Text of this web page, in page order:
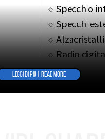
Specchio
Specchi
Radio
Sistema
Ingresso USB
LEGGI DI PIÙ | READ MORE